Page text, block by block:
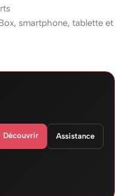
smartphone, tablette et
Découvrir Assistance